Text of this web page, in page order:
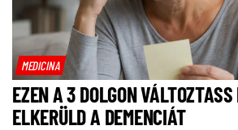
MEDICINA
EZEN A 3 DOLGON VÁLTOZTASS
ELKERÜLD A DEMENCIÁT